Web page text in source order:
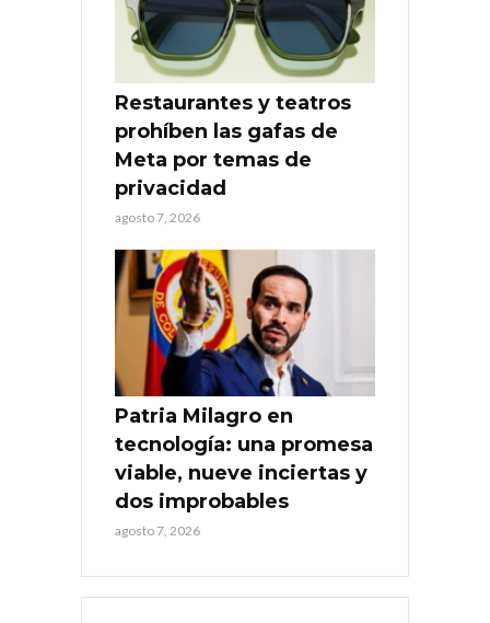
Restaurantes y teatros
prohíben las gafas de
Meta por temas de
privacidad
agosto 7, 2026
Patria Milagro en
tecnología: una promesa
viable, nueve inciertas y
dos improbables
agosto 7, 2026